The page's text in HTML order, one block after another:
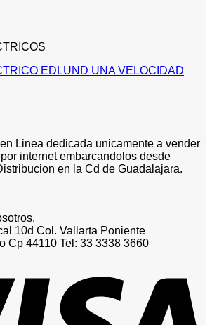
EDLUND UNA VELOCIDAD
Linea dedicada unicamente a vender
internet embarcandolos desde
en la Cd de Guadalajara.
10d Col. Vallarta Poniente
Cp 44110 Tel: 33 3338 3660